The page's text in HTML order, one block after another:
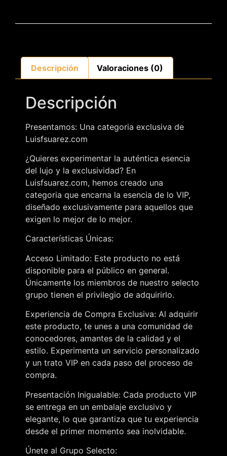
Descripción Valoraciones (0)
Descripción
Presentamos: Una categoria exclusiva de
Luisfsuarez.com
¿Quieres experimentar la auténtica esencia
del lujo y la exclusividad? En
Luisfsuarez.com, hemos creado una
categoria que encarna la esencia de lo VIP,
diseñado exclusivamente para aquellos que
exigen lo mejor de lo mejor.
Características Únicas:
Acceso Limitado: Este producto no está
disponible para el público en general.
Únicamente los miembros de nuestro selecto
grupo tienen el privilegio de adquirirlo.
Experiencia de Compra Exclusiva: Al adquirir
este producto, te unes a una comunidad de
conocedores, amantes de la calidad y el
estilo. Experimenta un servicio personalizado
y un trato VIP en cada paso del proceso de
compra.
Presentación Inigualable: Cada producto VIP
se entrega en un embalaje exclusivo y
elegante, lo que garantiza que tu experiencia
desde el primer momento sea inolvidable.
Únete al Grupo Selecto: